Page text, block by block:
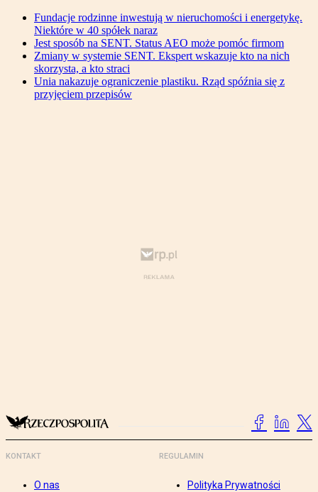
Fundacje rodzinne inwestują w nieruchomości i energetykę.
Niektóre w 40 spółek naraz
Jest sposób na SENT. Status AEO może pomóc firmom
Zmiany w systemie SENT. Ekspert wskazuje kto na nich
skorzysta, a kto straci
Unia nakazuje ograniczenie plastiku. Rząd spóźnia się z
przyjęciem przepisów
KONTAKT
O nas
REGULAMIN
Polityka Prywatności